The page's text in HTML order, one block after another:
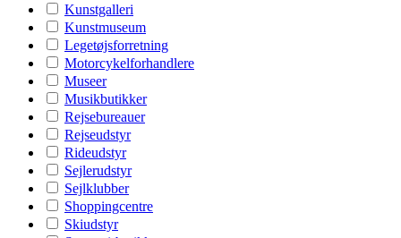
Kunstgalleri
Kunstmuseum
Legetøjsforretning
Motorcykelforhandlere
Museer
Musikbutikker
Rejsebureauer
Rejseudstyr
Rideudstyr
Sejlerudstyr
Sejlklubber
Shoppingcentre
Skiudstyr